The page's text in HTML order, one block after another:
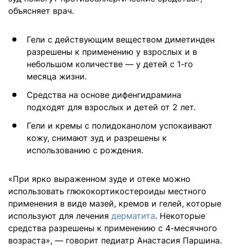
объясняет врач.
Гели с действующим веществом диметинден
разрешены к применению у взрослых и в
небольшом количестве — у детей с 1-го
месяца жизни.
Средства на основе дифенгидрамина
подходят для взрослых и детей от 2 лет.
Гели и кремы с полидоканолом успокаивают
кожу, снимают зуд и разрешены к
использованию с рождения.
«При ярко выраженном зуде и отеке можно
использовать глюкокортикостероиды местного
применения в виде мазей, кремов и гелей, которые
используют для лечения дерматита. Некоторые
средства разрешены к применению с 4-месячного
возраста», — говорит педиатр Анастасия Паршина.